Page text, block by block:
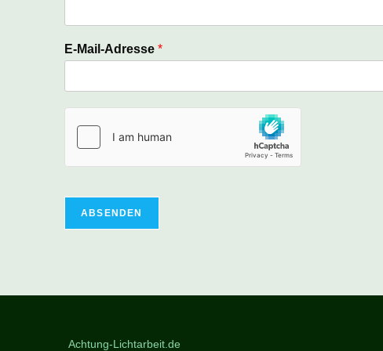
E-Mail-Adresse *
ABSENDEN
Achtung-Lichtarbeit.de